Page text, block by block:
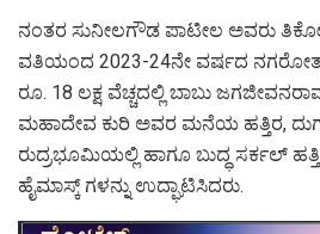
ನಂತರ ಸುನೀಲಗೌಡ ಪಾಟೀಲ ಅವರು
ವತಿಯಂದ 2023-24ನೇ ವರ್ಷದ
ರೂ. 18 ಲಕ್ಷ ವೆಚ್ಚದಲ್ಲಿ ಬಾಬು
ಮಹಾದೇವ ಕುರಿ ಅವರ ಮನೆಯ ಹತ್ತಿರ,
ರುದ್ರಭೂಮಿಯಲ್ಲಿ ಹಾಗೂ ಬುದ್ಧ ಸರ್ಕಲ್
ಹೈಮಾಸ್ಕ್ ಗಳನ್ನು ಉದ್ಘಾಟಿಸಿದರು.